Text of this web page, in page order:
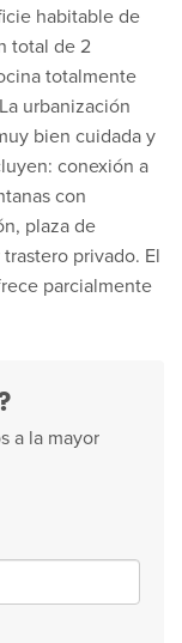
habitable de
total de 2
totalmente
urbanización
bien cuidada y
conexión a
con
plaza de
privado. El
parcialmente
a la mayor